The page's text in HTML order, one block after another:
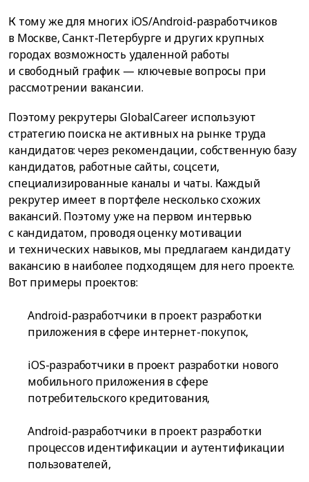
К тому же для многих iOS/Android-разработчиков
в Москве, Санкт-Петербурге и других крупных
городах возможность удаленной работы
и свободный график — ключевые вопросы при
рассмотрении вакансии.
Поэтому рекрутеры GlobalCareer используют
стратегию поиска не активных на рынке труда
кандидатов: через рекомендации, собственную базу
кандидатов, работные сайты, соцсети,
специализированные каналы и чаты. Каждый
рекрутер имеет в портфеле несколько схожих
вакансий. Поэтому уже на первом интервью
с кандидатом, проводя оценку мотивации
и технических навыков, мы предлагаем кандидату
вакансию в наиболее подходящем для него проекте.
Вот примеры проектов:
Android-разработчики в проект разработки
приложения в сфере интернет-покупок,
iOS-разработчики в проект разработки нового
мобильного приложения в сфере
потребительского кредитования,
Android-разработчики в проект разработки
процессов идентификации и аутентификации
пользователей,